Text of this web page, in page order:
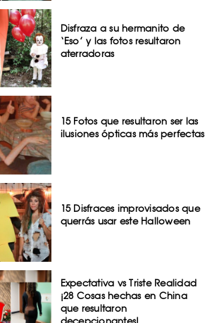
Disfraza a su hermanito de
‘Eso’ y las fotos resultaron
aterradoras
15 Fotos que resultaron ser las
ilusiones ópticas más perfectas
15 Disfraces improvisados que
querrás usar este Halloween
Expectativa vs Triste Realidad
¡28 Cosas hechas en China
que resultaron